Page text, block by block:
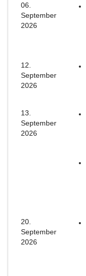
06.
September
2026
12.
September
2026
13.
September
2026
20.
September
2026